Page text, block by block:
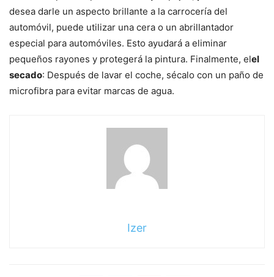
desea darle un aspecto brillante a la carrocería del
automóvil, puede utilizar una cera o un abrillantador
especial para automóviles. Esto ayudará a eliminar
pequeños rayones y protegerá la pintura. Finalmente, elel
secado: Después de lavar el coche, sécalo con un paño de
microfibra para evitar marcas de agua.
Izer